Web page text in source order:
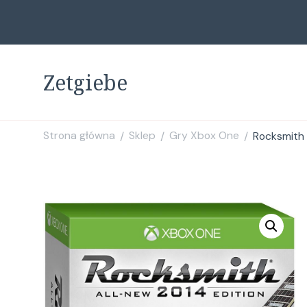
Zetgiebe
Strona główna / Sklep / Gry Xbox One /